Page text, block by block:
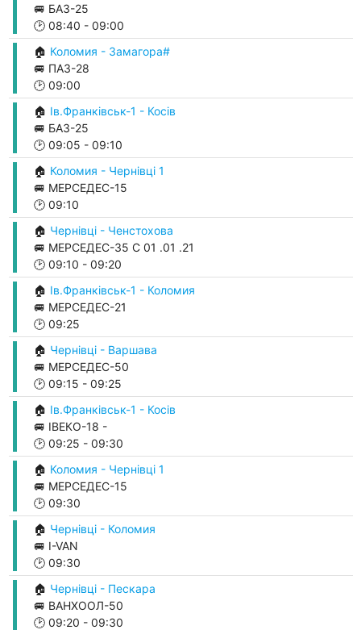
🚐 БАЗ-25
🕑 08:40 - 09:00
🏠 Коломия - Замагора#
🚐 ПАЗ-28
🕑 09:00
🏠 Ів.Франківськ-1 - Косів
🚐 БАЗ-25
🕑 09:05 - 09:10
🏠 Коломия - Чернівці 1
🚐 МЕРСЕДЕС-15
🕑 09:10
🏠 Чернівці - Ченстохова
🚐 МЕРСЕДЕС-35 С 01 .01 .21
🕑 09:10 - 09:20
🏠 Ів.Франківськ-1 - Коломия
🚐 МЕРСЕДЕС-21
🕑 09:25
🏠 Чернівці - Варшава
🚐 МЕРСЕДЕС-50
🕑 09:15 - 09:25
🏠 Ів.Франківськ-1 - Косів
🚐 ІВЕКО-18 -
🕑 09:25 - 09:30
🏠 Коломия - Чернівці 1
🚐 МЕРСЕДЕС-15
🕑 09:30
🏠 Чернівці - Коломия
🚐 I-VAN
🕑 09:30
🏠 Чернівці - Пескара
🚐 ВАНХООЛ-50
🕑 09:20 - 09:30